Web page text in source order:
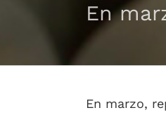
En
En marzo,